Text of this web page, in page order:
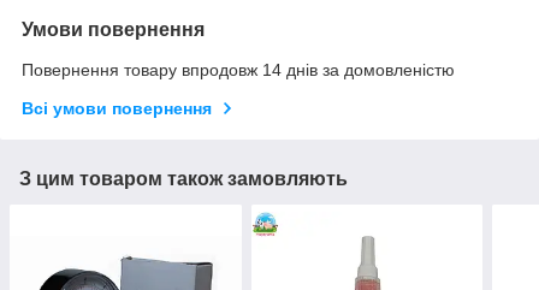
Умови повернення
Повернення товару впродовж 14 днів за домовленістю
Всі умови повернення
З цим товаром також замовляють